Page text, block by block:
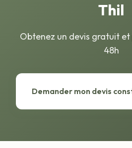
Thil
Obtenez un devis gratuit et
48h
Demander mon devis